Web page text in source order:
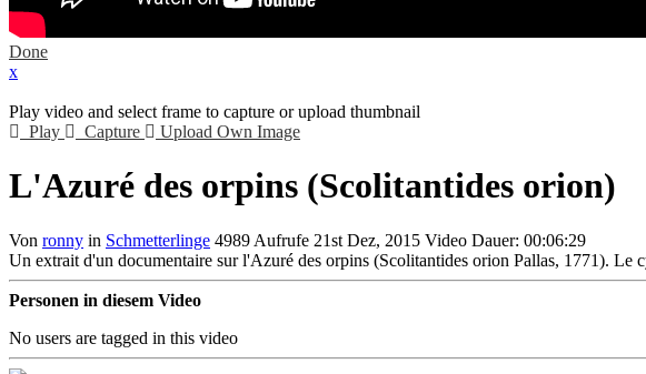
Done
x
Play video and select frame to capture or upload thumbnail
Play
Capture Upload Own Image
L'Azuré des orpins (Scolitantides orion)
Von ronny in Schmetterlinge 4989 Aufrufe 21st Dez, 2015 Video Dauer: 00:06:29
Un extrait d'un documentaire sur l'Azuré des orpins (Scolitantides orion Pallas, 1771). Le
Personen in diesem Video
No users are tagged in this video